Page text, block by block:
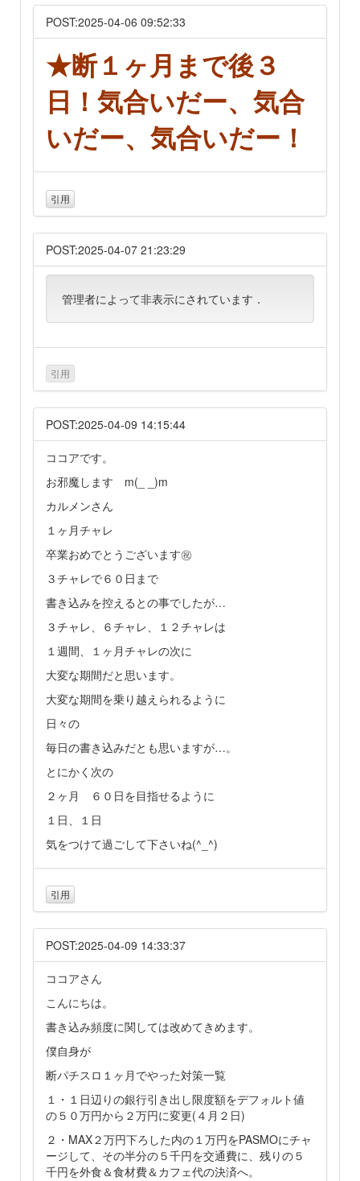
POST:2025-04-06 09:52:33
★断１ヶ月まで後３
日！気合いだー、気合
いだー、気合いだー！
引用
POST:2025-04-07 21:23:29
管理者によって非表示にされています．
引用
POST:2025-04-09 14:15:44
ココアです。
お邪魔します m(_ _)m
カルメンさん
１ヶ月チャレ
卒業おめでとうございます㊗️
３チャレで６０日まで
書き込みを控えるとの事でしたが…
３チャレ、６チャレ、１２チャレは
１週間、１ヶ月チャレの次に
大変な期間だと思います。
大変な期間を乗り越えられるように
日々の
毎日の書き込みだとも思いますが…。
とにかく次の
２ヶ月 ６０日を目指せるように
１日、１日
気をつけて過ごして下さいね(^_^)
引用
POST:2025-04-09 14:33:37
ココアさん
こんにちは。
書き込み頻度に関しては改めてきめます。
僕自身が
断パチスロ１ヶ月でやった対策一覧
１・１日辺りの銀行引き出し限度額をデフォルト値
の５０万円から２万円に変更(４月２日)
２・MAX２万円下ろした内の１万円をPASMOにチャ
ージして、その半分の５千円を交通費に、残りの５
千円を外食＆食材費＆カフェ代の決済へ。